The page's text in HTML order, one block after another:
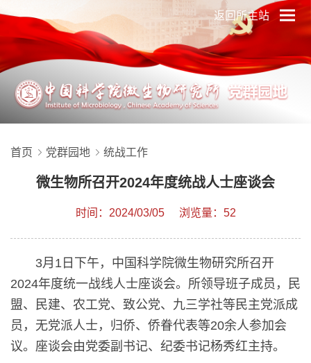
返回所主站
首页 党群园地 统战工作
微生物所召开2024年度统战人士座谈会
时间：2024/03/05 浏览量：52
3月1日下午，中国科学院微生物研究所召开
2024年度统一战线人士座谈会。所领导班子成员，民
盟、民建、农工党、致公党、九三学社等民主党派成
员，无党派人士，归侨、侨眷代表等20余人参加会
议。座谈会由党委副书记、纪委书记杨秀红主持。